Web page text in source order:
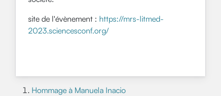
site de l'évènement : https://mrs-litmed-
2023.sciencesconf.org/
Hommage à Manuela Inacio